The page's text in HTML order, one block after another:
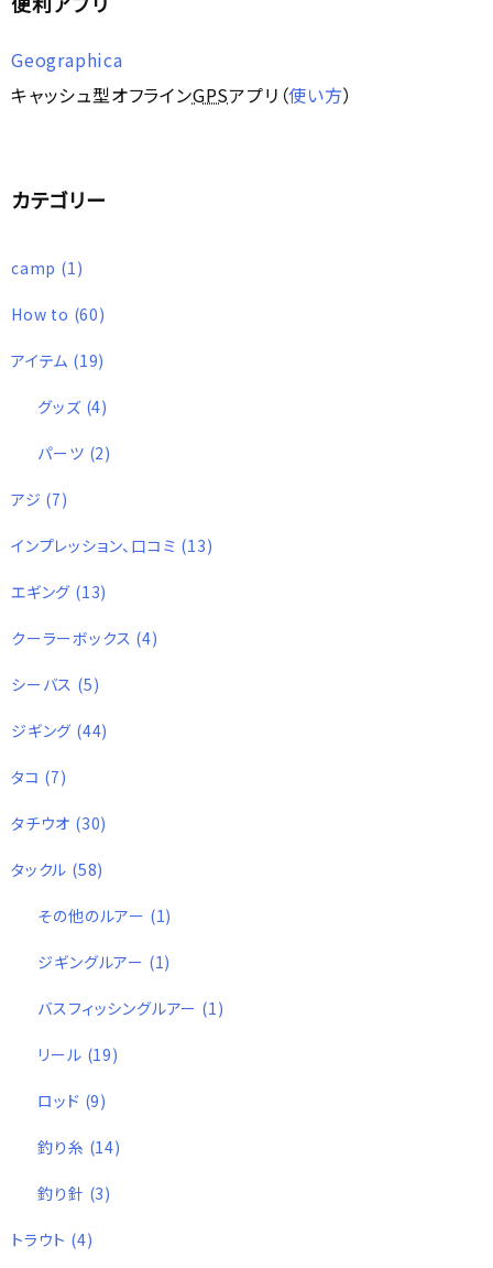
Geographica
キャッシュ型オフラインGPSアプリ（使い方）
カテゴリー
camp (1)
How to (60)
アイテム (19)
グッズ (4)
パーツ (2)
アジ (7)
インプレッション、口コミ (13)
エギング (13)
クーラーボックス (4)
シーバス (5)
ジギング (44)
タコ (7)
タチウオ (30)
タックル (58)
その他のルアー (1)
ジギングルアー (1)
バスフィッシングルアー (1)
リール (19)
ロッド (9)
釣り糸 (14)
釣り針 (3)
トラウト (4)